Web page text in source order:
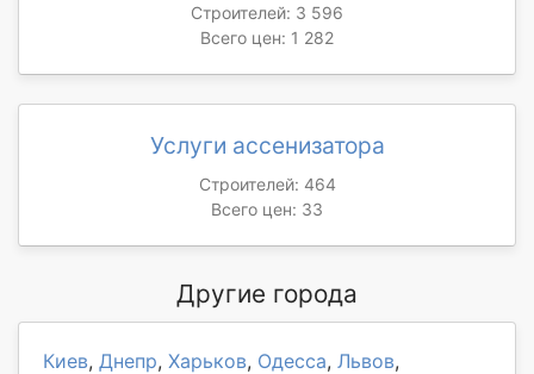
Строителей: 3 596
Всего цен: 1 282
Услуги ассенизатора
Строителей: 464
Всего цен: 33
Другие города
Киев, Днепр, Харьков, Одесса, Львов,